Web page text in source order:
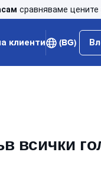
сравняваме
клиенти (BG)
всички